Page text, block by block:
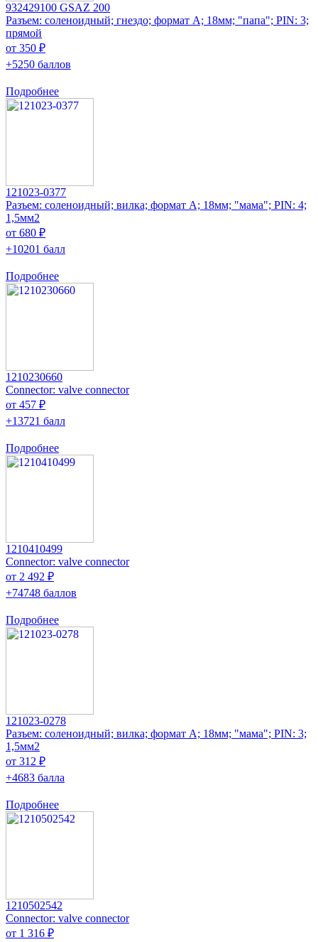
932429100 GSAZ 200
Разъем: соленоидный; гнездо; формат А; 18мм; "папа"; PIN: 3;
прямой
от 350 ₽
+5250 баллов
Подробнее
121023-0377
Разъем: соленоидный; вилка; формат А; 18мм; "мама"; PIN: 4;
1,5мм2
от 680 ₽
+10201 балл
Подробнее
1210230660
Connector: valve connector
от 457 ₽
+13721 балл
Подробнее
1210410499
Connector: valve connector
от 2 492 ₽
+74748 баллов
Подробнее
121023-0278
Разъем: соленоидный; вилка; формат А; 18мм; "мама"; PIN: 3;
1,5мм2
от 312 ₽
+4683 балла
Подробнее
1210502542
Connector: valve connector
от 1 316 ₽